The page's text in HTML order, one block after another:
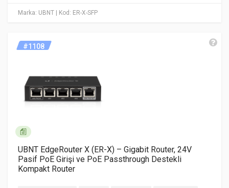
Marka: UBNT | Kod: ER-X-SFP
#1108
UBNT EdgeRouter X (ER-X) – Gigabit Router, 24V
Pasif PoE Girişi ve PoE Passthrough Destekli
Kompakt Router